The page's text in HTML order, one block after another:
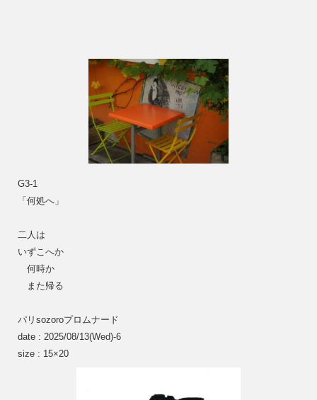
G3-1
「何処へ」
二人は
いずこへか
何時か
また帰る
パリsozoroプロムナード
date : 2025/08/13(Wed)-6
size : 15×20